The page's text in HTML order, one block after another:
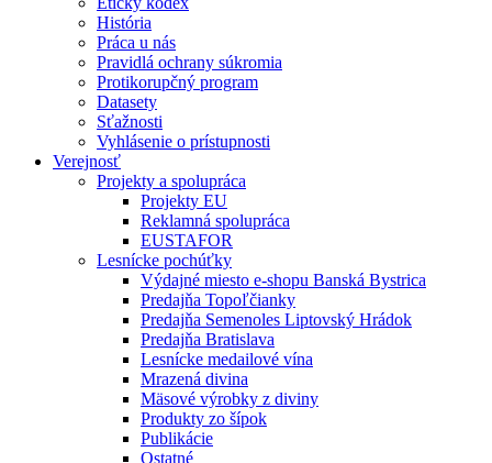
História
Práca u nás
Pravidlá ochrany súkromia
Protikorupčný program
Datasety
Sťažnosti
Vyhlásenie o prístupnosti
Verejnosť
Projekty a spolupráca
Projekty EU
Reklamná spolupráca
EUSTAFOR
Lesnícke pochúťky
Výdajné miesto e-shopu Banská Bystrica
Predajňa Topoľčianky
Predajňa Semenoles Liptovský Hrádok
Predajňa Bratislava
Lesnícke medailové vína
Mrazená divina
Mäsové výrobky z diviny
Produkty zo šípok
Publikácie
Ostatné